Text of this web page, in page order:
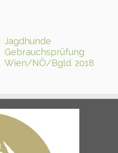
Jagdhunde
Gebrauchsprüfung
Wien/NÖ/Bgld. 2018